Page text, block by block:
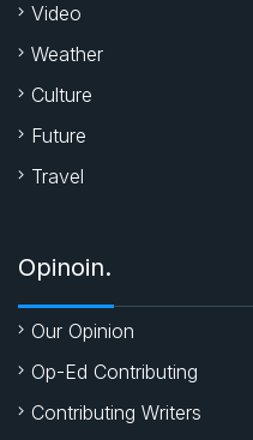
Video
Weather
Culture
Future
Travel
Opinoin.
Our Opinion
Op-Ed Contributing
Contributing Writers